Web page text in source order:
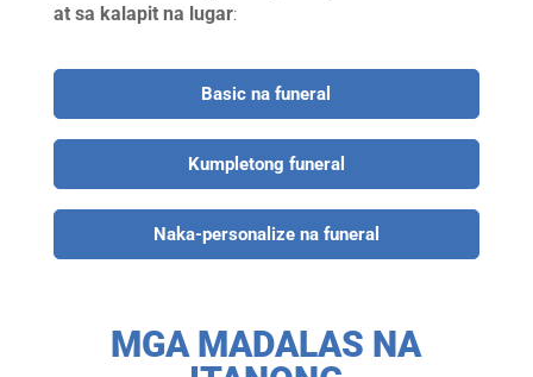
at sa kalapit na lugar:
Basic na funeral
Kumpletong funeral
Naka-personalize na funeral
MGA MADALAS NA